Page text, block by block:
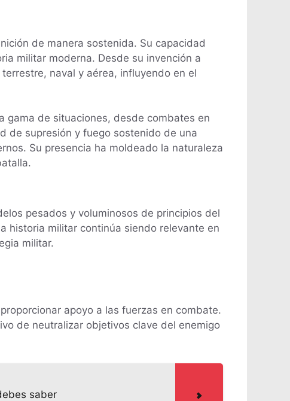
de manera sostenida. Su capacidad
militar moderna. Desde su invención a
naval y aérea, influyendo en el
gama de situaciones, desde combates en
de supresión y fuego sostenido de una
Su presencia ha moldeado la naturaleza
pesados y voluminosos de principios del
historia militar continúa siendo relevante en
militar.
apoyo a las fuerzas en combate.
de neutralizar objetivos clave del enemigo
saber